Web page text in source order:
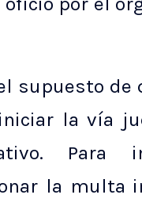
supuesto de
la vía
Para
la multa